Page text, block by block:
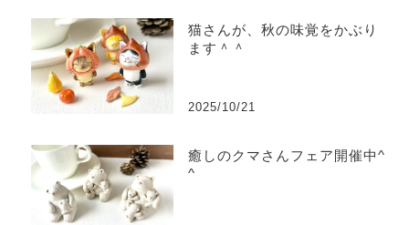
猫さんが、秋の味覚をかぶり
ます＾＾
2025/10/21
癒しのクマさんフェア開催中^
^